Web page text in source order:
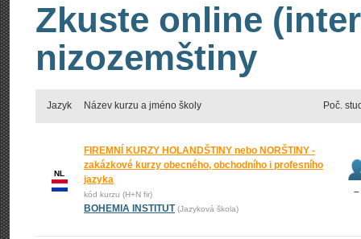
Zkuste online
nizozemštiny
Jazyk Název kurzu a jméno školy Poč.
NL
FIREMNÍ KURZY HOLANDŠTINY nebo NORŠTINY -
zakázkové kurzy obecného, obchodního i profesního
jazyka
kód kurzu (H+N fir)
BOHEMIA INSTITUT (Jazyková škola)
–